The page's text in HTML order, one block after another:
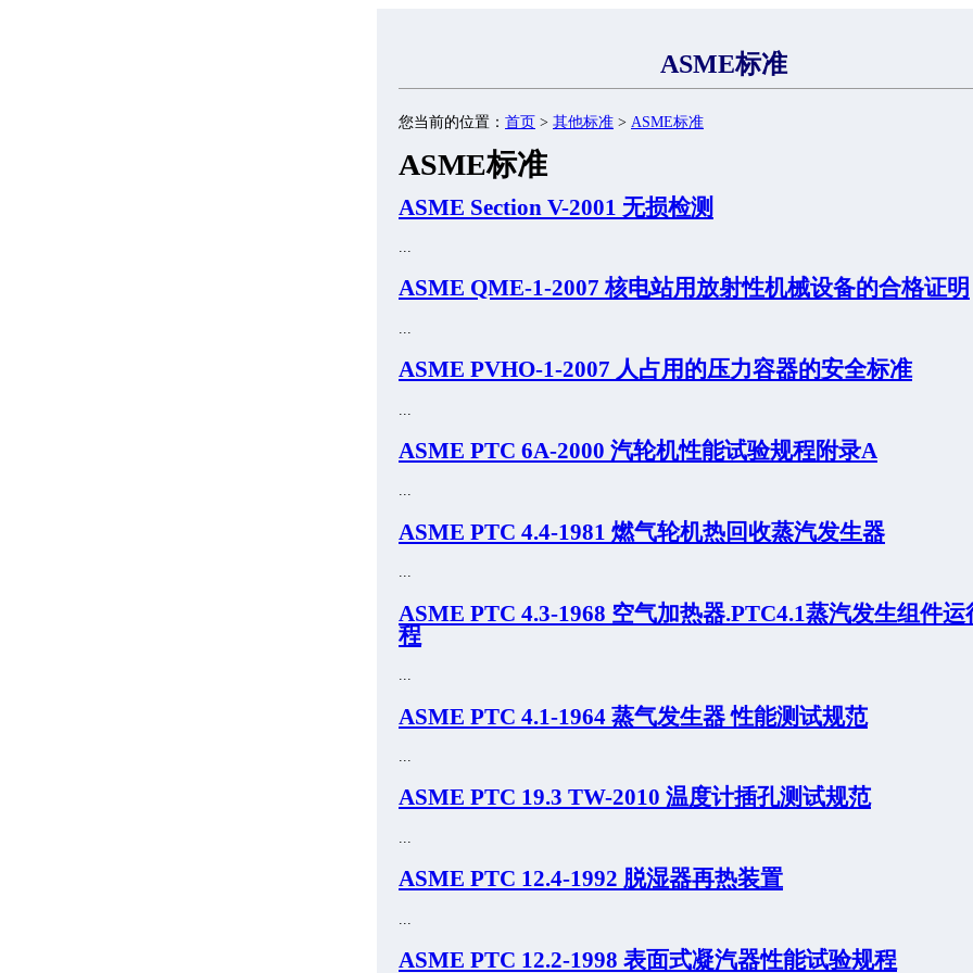
ASME标准
您当前的位置： 首页 > 其他标准 > ASME标准
ASME标准
ASME Section V-2001 无损检测
ASME QME-1-2007 核电站用放射性机械设备的合格证明
ASME PVHO-1-2007 人占用的压力容器的安全标准
ASME PTC 6A-2000 汽轮机性能试验规程附录A
...
ASME PTC 4.4-1981 燃气轮机热回收蒸汽发生器
...
ASME PTC 4.3-1968 空气加热器.PTC4.1蒸汽发生组件
程
...
ASME PTC 4.1-1964 蒸气发生器 性能测试规范
ASME PTC 19.3 TW-2010 温度计插孔测试规范
ASME PTC 12.4-1992 脱湿器再热装置
ASME PTC 12.2-1998 表面式凝汽器性能试验规程